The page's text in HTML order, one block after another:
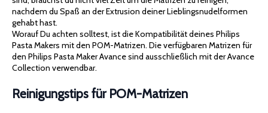
nachdem du Spaß an der Extrusion deiner Lieblingsnudelformen
gehabt hast.
Worauf Du achten solltest, ist die Kompatibilität deines Philips
Pasta Makers mit den POM-Matrizen. Die verfügbaren Matrizen für
den Philips Pasta Maker Avance sind ausschließlich mit der Avance
Collection verwendbar.
Reinigungstips für POM-Matrizen